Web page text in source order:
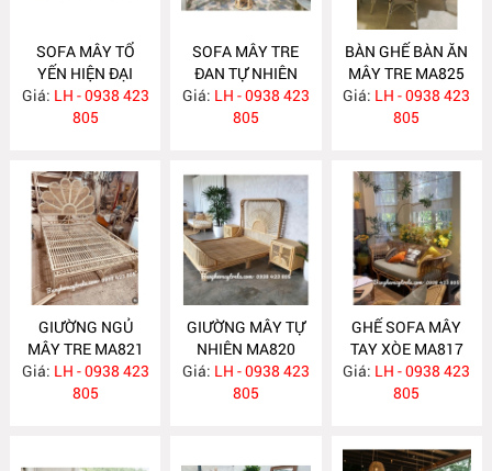
SOFA MÂY TỔ
YẾN HIỆN ĐẠI
MA831
Giá: LH - 0938 423
805
SOFA MÂY TRE
ĐAN TỰ NHIÊN
MA830
Giá: LH - 0938 423
805
BÀN GHẾ BÀN ĂN
MÂY TRE MA825
Giá: LH - 0938 423
805
GIƯỜNG NGỦ
MÂY TRE MA821
Giá: LH - 0938 423
805
GIƯỜNG MÂY TỰ
NHIÊN MA820
Giá: LH - 0938 423
805
GHẾ SOFA MÂY
TAY XÒE MA817
Giá: LH - 0938 423
805